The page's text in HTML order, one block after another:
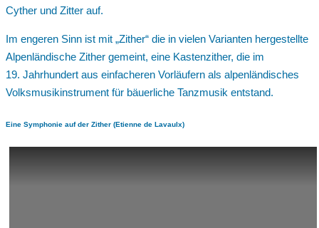
Cyther und Zitter auf.
Im engeren Sinn ist mit „Zither“ die in vielen Varianten hergestellte
Alpenländische Zither gemeint, eine Kastenzither, die im
19. Jahrhundert aus einfacheren Vorläufern als alpenländisches
Volksmusikinstrument für bäuerliche Tanzmusik entstand.
Eine Symphonie auf der Zither (Etienne de Lavaulx)